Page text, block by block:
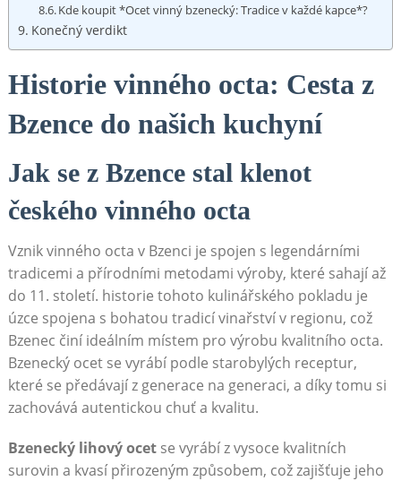
Kde koupit ‍*Ocet vinný bzenecký: ⁤Tradice v ⁣každé kapce*?
Konečný verdikt
Historie ⁢vinného‍ octa: Cesta z
Bzence do ​našich ⁢kuchyní
Jak se z Bzence stal klenot
českého vinného​ octa
Vznik ​vinného octa ⁣v ⁤Bzenci​ je spojen s legendárními
tradicemi a přírodními⁣ metodami výroby, které sahají až
do 11. ​století. historie⁢ tohoto kulinářského pokladu je
úzce⁢ spojena s bohatou‍ tradicí ​vinařství v regionu, ⁣což
Bzenec činí ideálním místem ⁤pro ​výrobu ‍kvalitního‌ octa.
Bzenecký ocet ‌se‌ vyrábí podle starobylých receptur,
které​ se předávají z generace ‍na generaci, ‌a​ díky tomu​ si
zachovává autentickou ‌chuť a kvalitu.
Bzenecký lihový ocetse vyrábí z vysoce kvalitních
surovin ⁣a kvasí ⁣přirozeným‍ způsobem, ⁤což zajišťuje ⁤jeho